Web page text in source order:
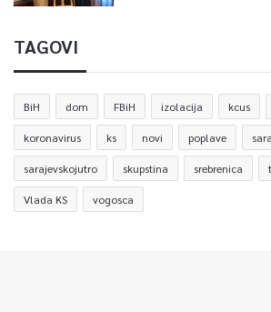
TAGOVI
BiH dom FBiH izolacija kcus
koronavirus ks novi poplave
sarajevskojutro skupstina srebrenica
Vlada KS vogosca